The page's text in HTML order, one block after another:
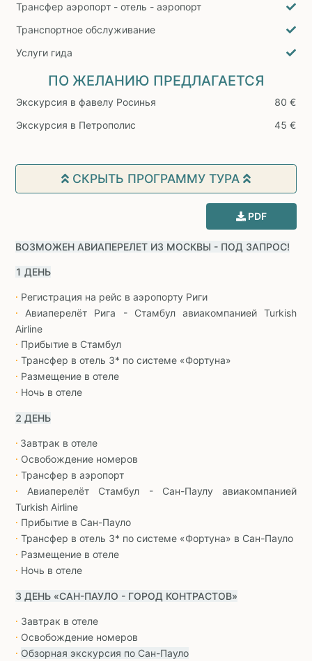
Трансфер аэропорт - отель - аэропорт
Транспортное обслуживание
Услуги гида
ПО ЖЕЛАНИЮ ПРЕДЛАГАЕТСЯ
Экскурсия в фавелу Росинья
80 €
Экскурсия в Петрополис
45 €
СКРЫТЬ ПРОГРАММУ ТУРА
PDF
ВОЗМОЖЕН АВИАПЕРЕЛЕТ ИЗ МОСКВЫ - ПОД ЗАПРОС!
1 ДЕНЬ
∙ Регистрация на рейс в аэропорту Риги
∙
Авиаперелёт Рига - Стамбул авиакомпанией Turkish
Airline
∙ Прибытие в Стамбул
∙ Трансфер в отель 3* по системе «Фортуна»
∙ Размещение в отеле
∙ Ночь в отеле
2 ДЕНЬ
∙ Завтрак в отеле
∙ Освобождение номеров
∙ Трансфер в аэропорт
∙
Авиаперелёт Стамбул - Сан-Паулу авиакомпанией
Turkish Airline
∙ Прибытие в Сан-Пауло
∙ Трансфер в отель 3* по системе «Фортуна» в Сан-Пауло
∙ Размещение в отеле
∙ Ночь в отеле
3 ДЕНЬ «САН-ПАУЛО - ГОРОД КОНТРАСТОВ»
∙ Завтрак в отеле
∙ Освобождение номеров
∙ Обзорная экскурсия по Сан-Пауло